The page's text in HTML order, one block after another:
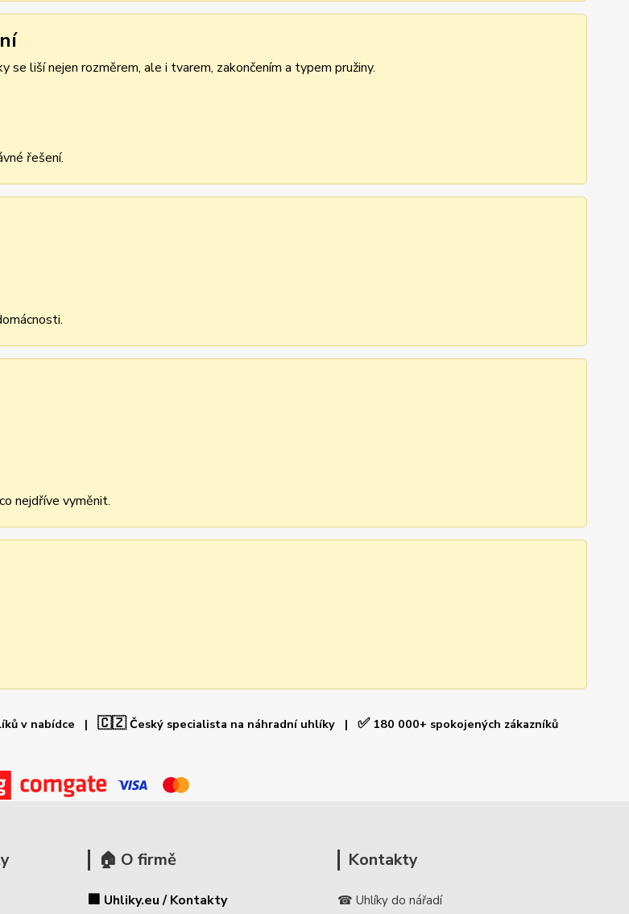
liší nejen rozměrem, ale i tvarem, zakončením a typem pružiny.
řešení.
nejdříve vyměnit.
v nabídce | 🇨🇿Český specialista na náhradní uhlíky | ✅180 000+ spokojených zákazníků
🏠 O firmě
🏢 Uhliky.eu / Kontakty
Kontakty
☎ Uhlíky do nářadí